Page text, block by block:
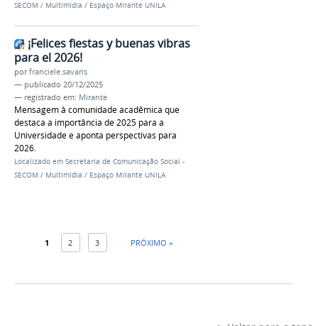
SECOM / Multimídia / Espaço Mirante UNILA
¡Felices fiestas y buenas vibras
para el 2026!
porfranciele.savaris
— publicado 20/12/2025
— registrado em: Mirante
Mensagem à comunidade acadêmica que
destaca a importância de 2025 para a
Universidade e aponta perspectivas para
2026.
Localizado em Secretaria de Comunicação Social -
SECOM / Multimídia / Espaço Mirante UNILA
1 2 3 PRÓXIMO »